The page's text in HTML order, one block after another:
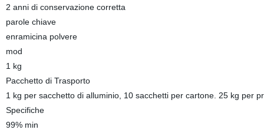
2 anni di conservazione corretta
parole chiave
enramicina polvere
mod
1 kg
Pacchetto di Trasporto
1 kg per sacchetto di alluminio, 10 sacchetti per cartone. 25 kg per
Specifiche
99% min